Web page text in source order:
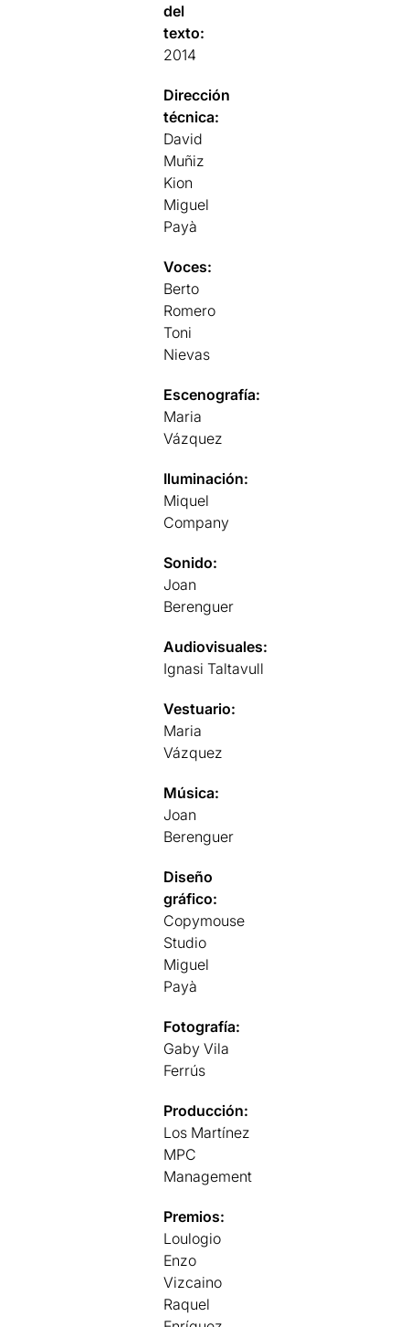
del
texto:
2014
Dirección
técnica:
David
Muñiz
Kion
Miguel
Payà
Voces:
Berto
Romero
Toni
Nievas
Escenografía:
Maria
Vázquez
Iluminación:
Miquel
Company
Sonido:
Joan
Berenguer
Audiovisuales:
Ignasi Taltavull
Vestuario:
Maria
Vázquez
Música:
Joan
Berenguer
Diseño
gráfico:
Copymouse
Studio
Miguel
Payà
Fotografía:
Gaby Vila
Ferrús
Producción:
Los Martínez
MPC
Management
Premios:
Loulogio
Enzo
Vizcaino
Raquel